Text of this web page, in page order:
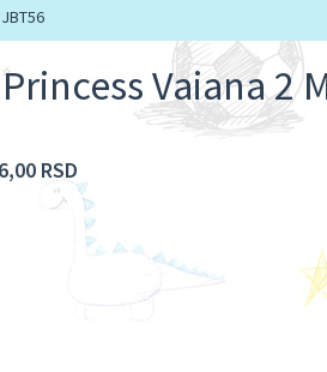
Vaiana 2
RSD